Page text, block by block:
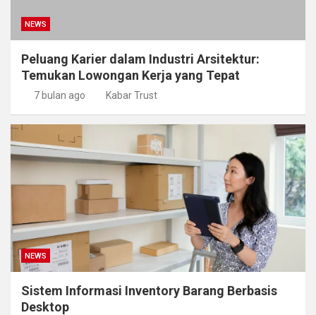
NEWS
Peluang Karier dalam Industri Arsitektur:
Temukan Lowongan Kerja yang Tepat
7 bulan ago Kabar Trust
NEWS
Sistem Informasi Inventory Barang Berbasis
Desktop